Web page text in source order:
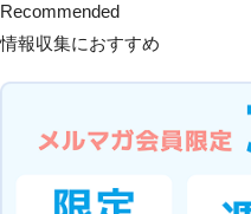
Recommended
情報収集におすすめ